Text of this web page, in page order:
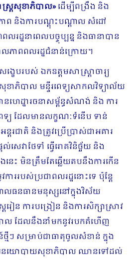
រ្តសុខាភិបាល»ដើម្បីពង្រឹង និង
ាព និងការបណ្តុះបណ្តាល សំដៅ
រដ្ឋនាពេលបច្ចុប្បន្ន និងធានាបាន
ភាពពលរដ្ឋជំនាន់ក្រោយ។
េបរបស់ ឯកឧត្តមសាស្រ្តាចារ្យ
សុខាភិបាល មន្ទីរពេទ្យសាកលវិទ្យាល័យ
េដ្ឋារចនាសម្ព័ន្ធសំណង់ និង ការ
ទ្យ ដែលមានលក្ខណៈទំនើប ទាន់
រជាតិ និងត្រូវប្រើប្រាស់ជាអគារ
េវាថែទាំ ធ្វើរោគវិនិច្ឆ័យ និង
េះ មិនត្រឹមតែឆ្លើយតបនឹងការកើន
ការរបស់ប្រជាពលរដ្ឋនោះទេ ប៉ុន្តែ
លធនធានមនុស្សនៅក្នុងវិស័យ
ៀន ការបង្រៀន និងការសិក្សាស្រាវ
បាល ដែលនឹងនាំមកនូវរបកគំហើញ
ន៍ថ្មីៗ សម្រាប់ជាធាតុចូលសំខាន់ ក្នុង
ោលនយោបាយសុខាភិបាល ឈានទៅដល់